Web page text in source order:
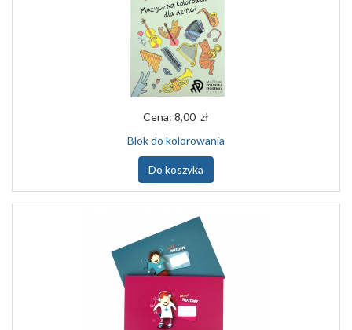
Cena: 8,00 zł
Blok do kolorowania
Do koszyka